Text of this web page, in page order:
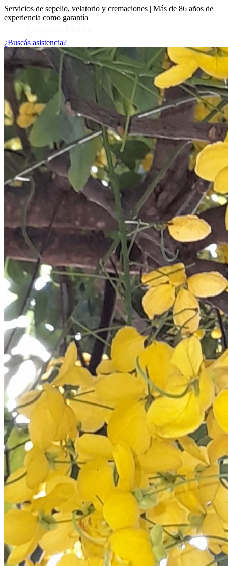
Servicios de sepelio, velatorio y cremaciones | Más de 86 años de
experiencia como garantía
Toggle Conocenos submenu
¿Buscás asistencia?